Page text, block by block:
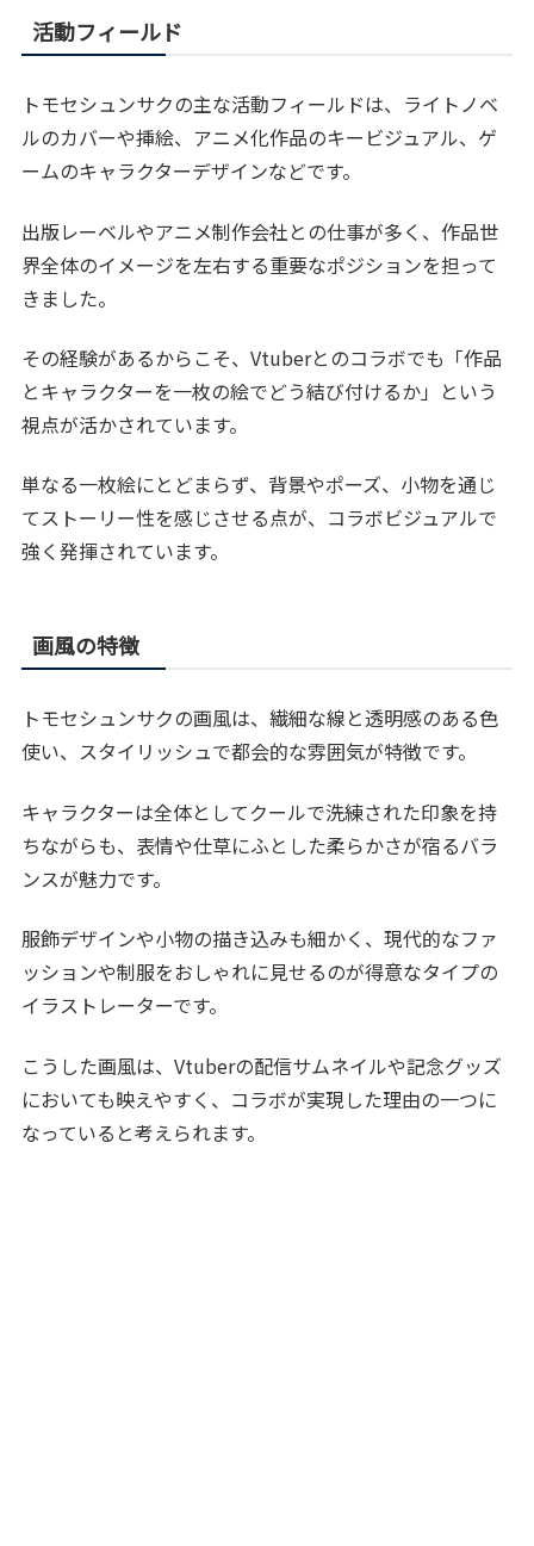
活動フィールド
トモセシュンサクの主な活動フィールドは、ライトノベ
ルのカバーや挿絵、アニメ化作品のキービジュアル、ゲ
ームのキャラクターデザインなどです。
出版レーベルやアニメ制作会社との仕事が多く、作品世
界全体のイメージを左右する重要なポジションを担って
きました。
その経験があるからこそ、Vtuberとのコラボでも「作品
とキャラクターを一枚の絵でどう結び付けるか」という
視点が活かされています。
単なる一枚絵にとどまらず、背景やポーズ、小物を通じ
てストーリー性を感じさせる点が、コラボビジュアルで
強く発揮されています。
画風の特徴
トモセシュンサクの画風は、繊細な線と透明感のある色
使い、スタイリッシュで都会的な雰囲気が特徴です。
キャラクターは全体としてクールで洗練された印象を持
ちながらも、表情や仕草にふとした柔らかさが宿るバラ
ンスが魅力です。
服飾デザインや小物の描き込みも細かく、現代的なファ
ッションや制服をおしゃれに見せるのが得意なタイプの
イラストレーターです。
こうした画風は、Vtuberの配信サムネイルや記念グッズ
においても映えやすく、コラボが実現した理由の一つに
なっていると考えられます。